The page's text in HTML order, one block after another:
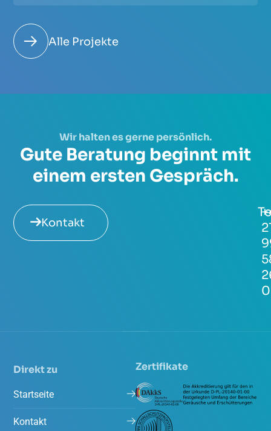
Alle Projekte
Wir halten es gerne persönlich.
Gute Beratung beginnt mit
einem ersten Gespräch.
Kontakt
0
Direkt zu
Startseite
Kontakt
Zertifikate